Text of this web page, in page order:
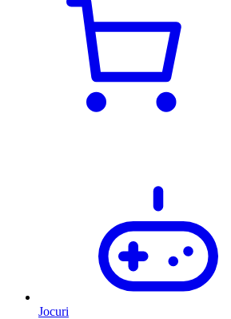
Jocuri